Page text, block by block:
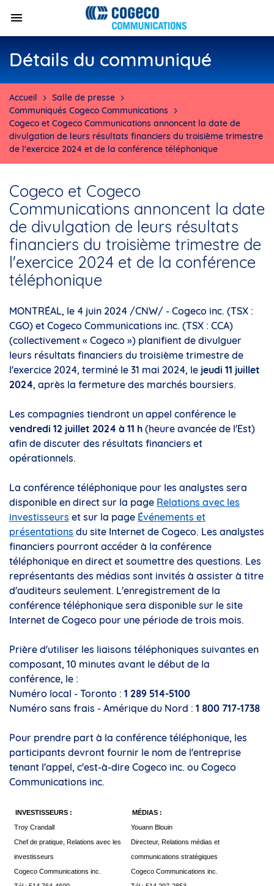
Détails du communiqué
Accueil
Salle de presse
Communiqués Cogeco Communications
Cogeco et Cogeco Communications annoncent la date de
divulgation de leurs résultats financiers du troisième trimestre
de l'exercice 2024 et de la conférence téléphonique
Cogeco et Cogeco
Communications annoncent la date
de divulgation de leurs résultats
financiers du troisième trimestre de
l'exercice 2024 et de la conférence
téléphonique
MONTRÉAL, le 4 juin 2024 /CNW/ - Cogeco inc. (TSX :
CGO) et Cogeco Communications inc. (TSX : CCA)
(collectivement « Cogeco ») planifient de divulguer
leurs résultats financiers du troisième trimestre de
l'exercice 2024, terminé le 31 mai 2024, le jeudi 11 juillet
2024, après la fermeture des marchés boursiers.
Les compagnies tiendront un appel conférence le
vendredi 12 juillet 2024 à 11 h (heure avancée de l'Est)
afin de discuter des résultats financiers et
opérationnels.
La conférence téléphonique pour les analystes sera
disponible en direct sur la page Relations avec les
investisseurs et sur la page Événements et
présentations du site Internet de Cogeco. Les analystes
financiers pourront accéder à la conférence
téléphonique en direct et soumettre des questions. Les
représentants des médias sont invités à assister à titre
d'auditeurs seulement. L'enregistrement de la
conférence téléphonique sera disponible sur le site
Internet de Cogeco pour une période de trois mois.
Prière d'utiliser les liaisons téléphoniques suivantes en
composant, 10 minutes avant le début de la
conférence, le :
Numéro local - Toronto : 1 289 514-5100
Numéro sans frais - Amérique du Nord : 1 800 717-1738
Pour prendre part à la conférence téléphonique, les
participants devront fournir le nom de l'entreprise
tenant l'appel, c'est-à-dire Cogeco inc. ou Cogeco
Communications inc.
INVESTISSEURS :
Troy Crandall
Chef de pratique, Relations avec les
investisseurs
Cogeco Communications inc.
MÉDIAS :
Youann Blouin
Directeur, Relations médias et
communications stratégiques
Cogeco Communications inc.